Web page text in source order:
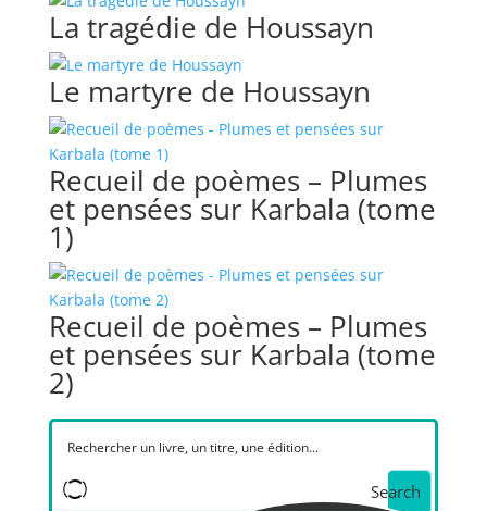
La tragédie de Houssayn
Le martyre de Houssayn
Recueil de poèmes – Plumes
et pensées sur Karbala (tome
1)
Recueil de poèmes – Plumes
et pensées sur Karbala (tome
2)
Search